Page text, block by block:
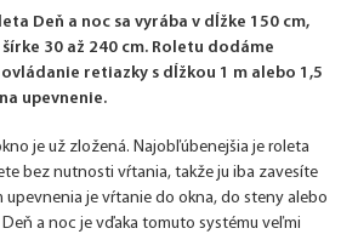
Deň a noc sa vyrába v dĺžke 150 cm,
30 až 240 cm. Roletu dodáme
retiazky s dĺžkou 1 m alebo 1,5
upevnenie.
je už zložená. Najobľúbenejšia je roleta
bez nutnosti vŕtania, takže ju iba zavesíte
upevnenia je vŕtanie do okna, do steny alebo
a noc je vďaka tomuto systému veľmi